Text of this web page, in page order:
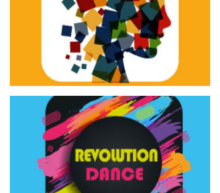
Tracce dinamiche
Tracce Dinamiche è una rassegna di teatro
d’innovazione e sperimentale.
Revolution Dance
Rassegna di danza contemporanea – I Edizione